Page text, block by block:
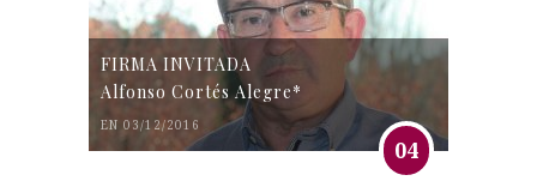
FIRMA INVITADA
Alfonso Cortés Alegre*
EN 03/12/2016
04